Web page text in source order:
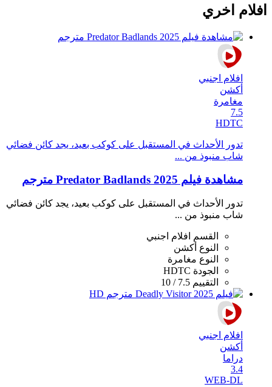
افلام اخري
افلام اجنبي
أكشن
مغامرة
7.5
HDTC
تدور الأحداث في المستقبل على كوكب بعيد، يجد كائن فضائي
شاب منبوذ من ...
مشاهدة فيلم Predator Badlands 2025 مترجم
تدور الأحداث في المستقبل على كوكب بعيد، يجد كائن فضائي
شاب منبوذ من ...
القسم
افلام اجنبي
النوع أكشن
النوع مغامرة
الجودة HDTC
التقييم 7.5 / 10
افلام اجنبي
أكشن
دراما
3.4
WEB-DL